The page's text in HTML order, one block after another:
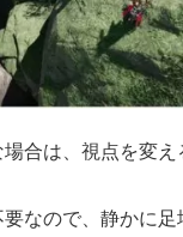
合は、視点を変え
なので、静かに足